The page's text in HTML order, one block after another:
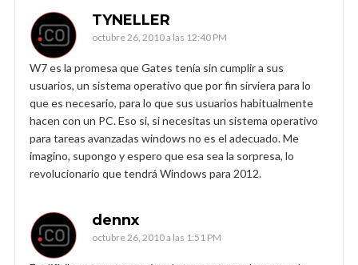
TYNELLER
octubre 26, 2010 a las 12:40 PM
W7 es la promesa que Gates tenía sin cumplir a sus
usuarios, un sistema operativo que por fin sirviera para lo
que es necesario, para lo que sus usuarios habitualmente
hacen con un PC. Eso si, si necesitas un sistema operativo
para tareas avanzadas windows no es el adecuado. Me
imagino, supongo y espero que esa sea la sorpresa, lo
revolucionario que tendrá Windows para 2012.
dennx
octubre 26, 2010 a las 1:51 PM